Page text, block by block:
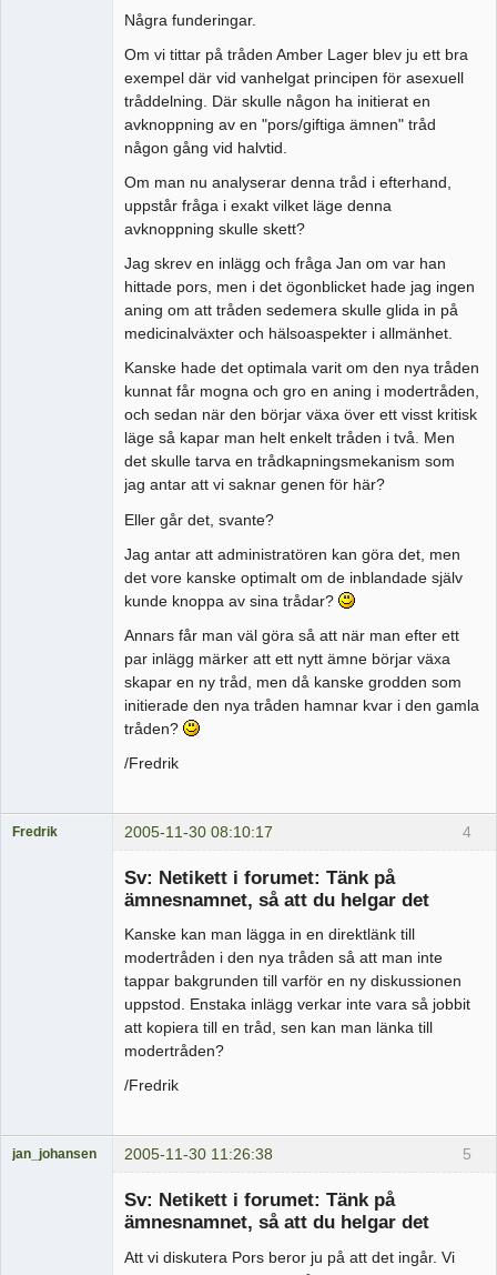
Några funderingar.
Om vi tittar på tråden Amber Lager blev ju ett bra
exempel där vid vanhelgat principen för asexuell
tråddelning. Där skulle någon ha initierat en
avknoppning av en "pors/giftiga ämnen" tråd
någon gång vid halvtid.
Om man nu analyserar denna tråd i efterhand,
uppstår fråga i exakt vilket läge denna
avknoppning skulle skett?
Jag skrev en inlägg och fråga Jan om var han
hittade pors, men i det ögonblicket hade jag ingen
aning om att tråden sedemera skulle glida in på
medicinalväxter och hälsoaspekter i allmänhet.
Kanske hade det optimala varit om den nya tråden
kunnat får mogna och gro en aning i modertråden,
och sedan när den börjar växa över ett visst kritisk
läge så kapar man helt enkelt tråden i två. Men
det skulle tarva en trådkapningsmekanism som
jag antar att vi saknar genen för här?
Eller går det, svante?
Jag antar att administratören kan göra det, men
det vore kanske optimalt om de inblandade själv
kunde knoppa av sina trådar?
Annars får man väl göra så att när man efter ett
par inlägg märker att ett nytt ämne börjar växa
skapar en ny tråd, men då kanske grodden som
initierade den nya tråden hamnar kvar i den gamla
tråden?
/Fredrik
4
Fredrik 2005-11-30 08:10:17
Sv: Netikett i forumet: Tänk på
ämnesnamnet, så att du helgar det
Kanske kan man lägga in en direktlänk till
modertråden i den nya tråden så att man inte
tappar bakgrunden till varför en ny diskussionen
uppstod. Enstaka inlägg verkar inte vara så jobbit
att kopiera till en tråd, sen kan man länka till
modertråden?
/Fredrik
5
jan_johansen 2005-11-30 11:26:38
Sv: Netikett i forumet: Tänk på
ämnesnamnet, så att du helgar det
Att vi diskutera Pors beror ju på att det ingår. Vi